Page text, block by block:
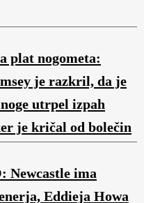
plat nogometa:
je razkril, da je
utrpel izpah
je kričal od bolečin
Newcastle ima
Eddieja Howa